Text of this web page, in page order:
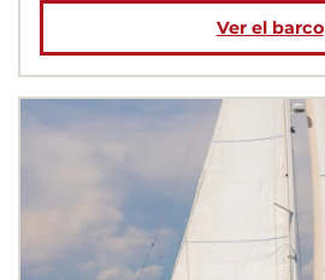
Ver el barco